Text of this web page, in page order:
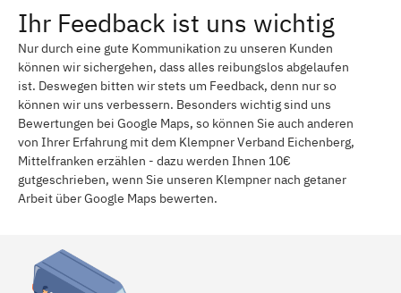
Ihr Feedback ist uns wichtig
Nur durch eine gute Kommunikation zu unseren Kunden
können wir sichergehen, dass alles reibungslos abgelaufen
ist. Deswegen bitten wir stets um Feedback, denn nur so
können wir uns verbessern. Besonders wichtig sind uns
Bewertungen bei Google Maps, so können Sie auch anderen
von Ihrer Erfahrung mit dem Klempner Verband Eichenberg,
Mittelfranken erzählen - dazu werden Ihnen 10€
gutgeschrieben, wenn Sie unseren Klempner nach getaner
Arbeit über Google Maps bewerten.